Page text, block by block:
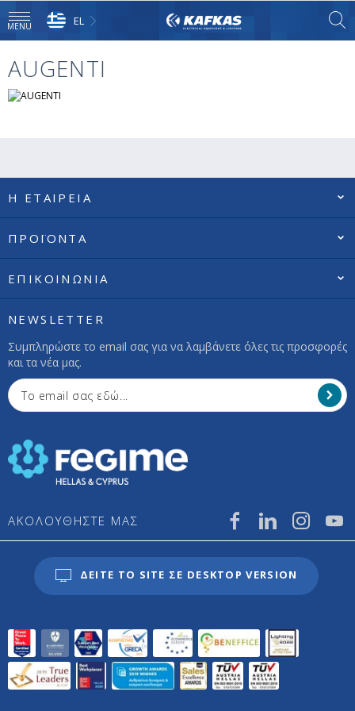
MENU EL
AUGENTI
Η ΕΤΑΙΡΕΙΑ
ΠΡΟΪΟΝΤΑ
ΕΠΙΚΟΙΝΩΝΙΑ
NEWSLETTER
Συμπληρώστε το email σας για να λαμβάνετε όλες τις προσφορές
και τα νέα μας.
ΑΚΟΛΟΥΘΗΣΤΕ ΜΑΣ
ΔΕΙΤΕ ΤΟ SITE ΣΕ DESKTOP VERSION